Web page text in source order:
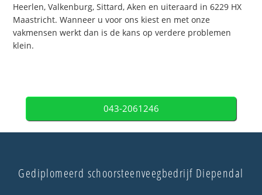
Heerlen, Valkenburg, Sittard, Aken en uiteraard in 6229 HX
Maastricht. Wanneer u voor ons kiest en met onze
vakmensen werkt dan is de kans op verdere problemen
klein.
043-2061246
Gediplomeerd schoorsteenveegbedrijf Diependal